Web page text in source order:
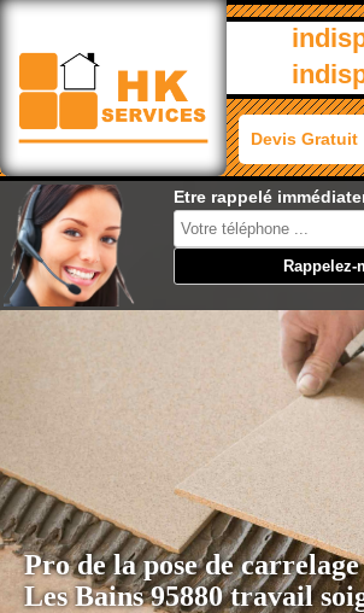
Devis Gratuit
Etre rappelé
Pro de la pose de
Les Bains 95880 travail